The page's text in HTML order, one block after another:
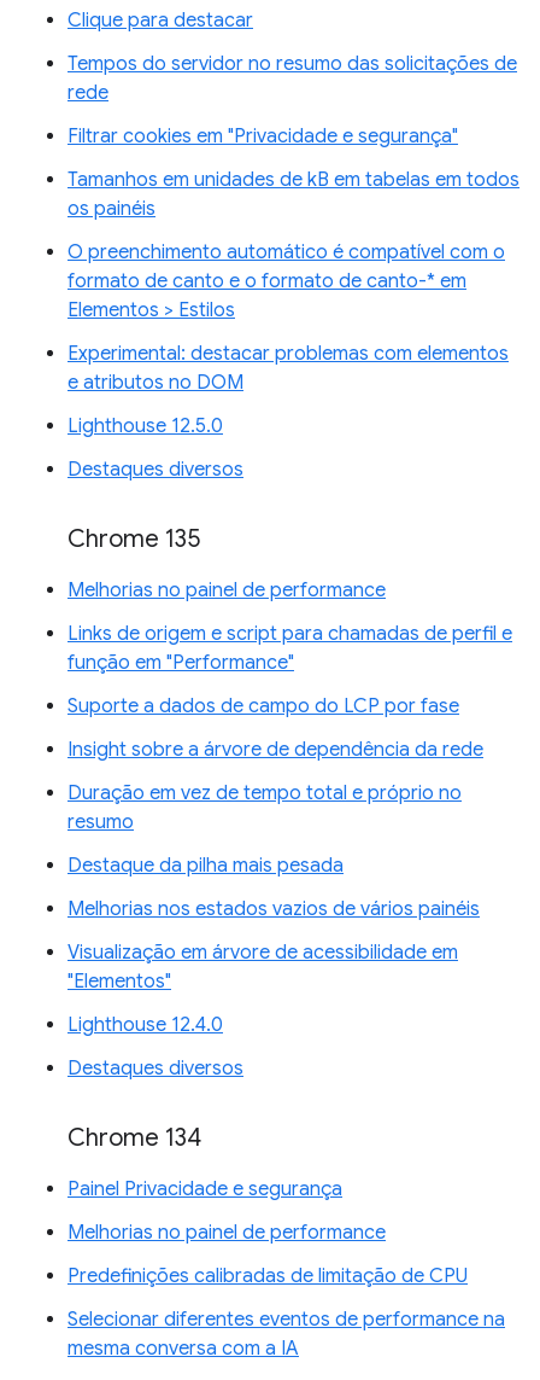
Clique para destacar
Tempos do servidor no resumo das solicitações de
rede
Filtrar cookies em "Privacidade e segurança"
Tamanhos em unidades de kB em tabelas em todos
os painéis
O preenchimento automático é compatível com o
formato de canto e o formato de canto-* em
Elementos > Estilos
Experimental: destacar problemas com elementos
e atributos no DOM
Lighthouse 12.5.0
Destaques diversos
Chrome 135
Melhorias no painel de performance
Links de origem e script para chamadas de perfil e
função em "Performance"
Suporte a dados de campo do LCP por fase
Insight sobre a árvore de dependência da rede
Duração em vez de tempo total e próprio no
resumo
Destaque da pilha mais pesada
Melhorias nos estados vazios de vários painéis
Visualização em árvore de acessibilidade em
"Elementos"
Lighthouse 12.4.0
Destaques diversos
Chrome 134
Painel Privacidade e segurança
Melhorias no painel de performance
Predefinições calibradas de limitação de CPU
Selecionar diferentes eventos de performance na
mesma conversa com a IA